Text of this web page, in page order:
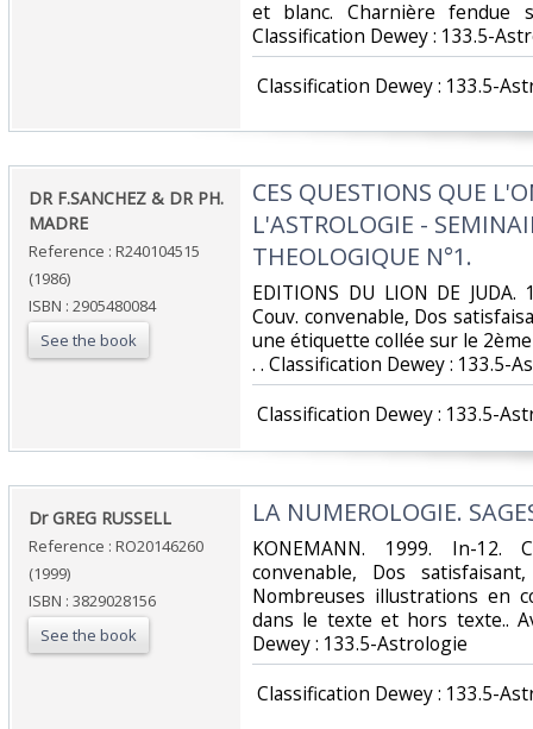
et blanc. Charnière
Classification Dewey : 133.5-
Classification Dewey : 133.5-
‎DR F.SANCHEZ & DR PH.
MADRE‎
Reference : R240104515
(1986)
ISBN : 2905480084
See the book
‎CES QUESTIONS QUE
L'ASTROLOGIE -
THEOLOGIQUE N°1.‎
‎EDITIONS DU LION DE
Couv. convenable, Dos
une étiquette collée sur le
. . Classification Dewey : 133.5-
Classification Dewey : 133.5-
‎Dr GREG RUSSELL‎
Reference : RO20146260
(1999)
ISBN : 3829028156
See the book
‎LA NUMEROLOGIE.
‎KONEMANN. 1999. In-12.
convenable, Dos
Nombreuses illustrations en
dans le texte et hors texte..
Dewey : 133.5-Astrologie‎
Classification Dewey : 133.5-